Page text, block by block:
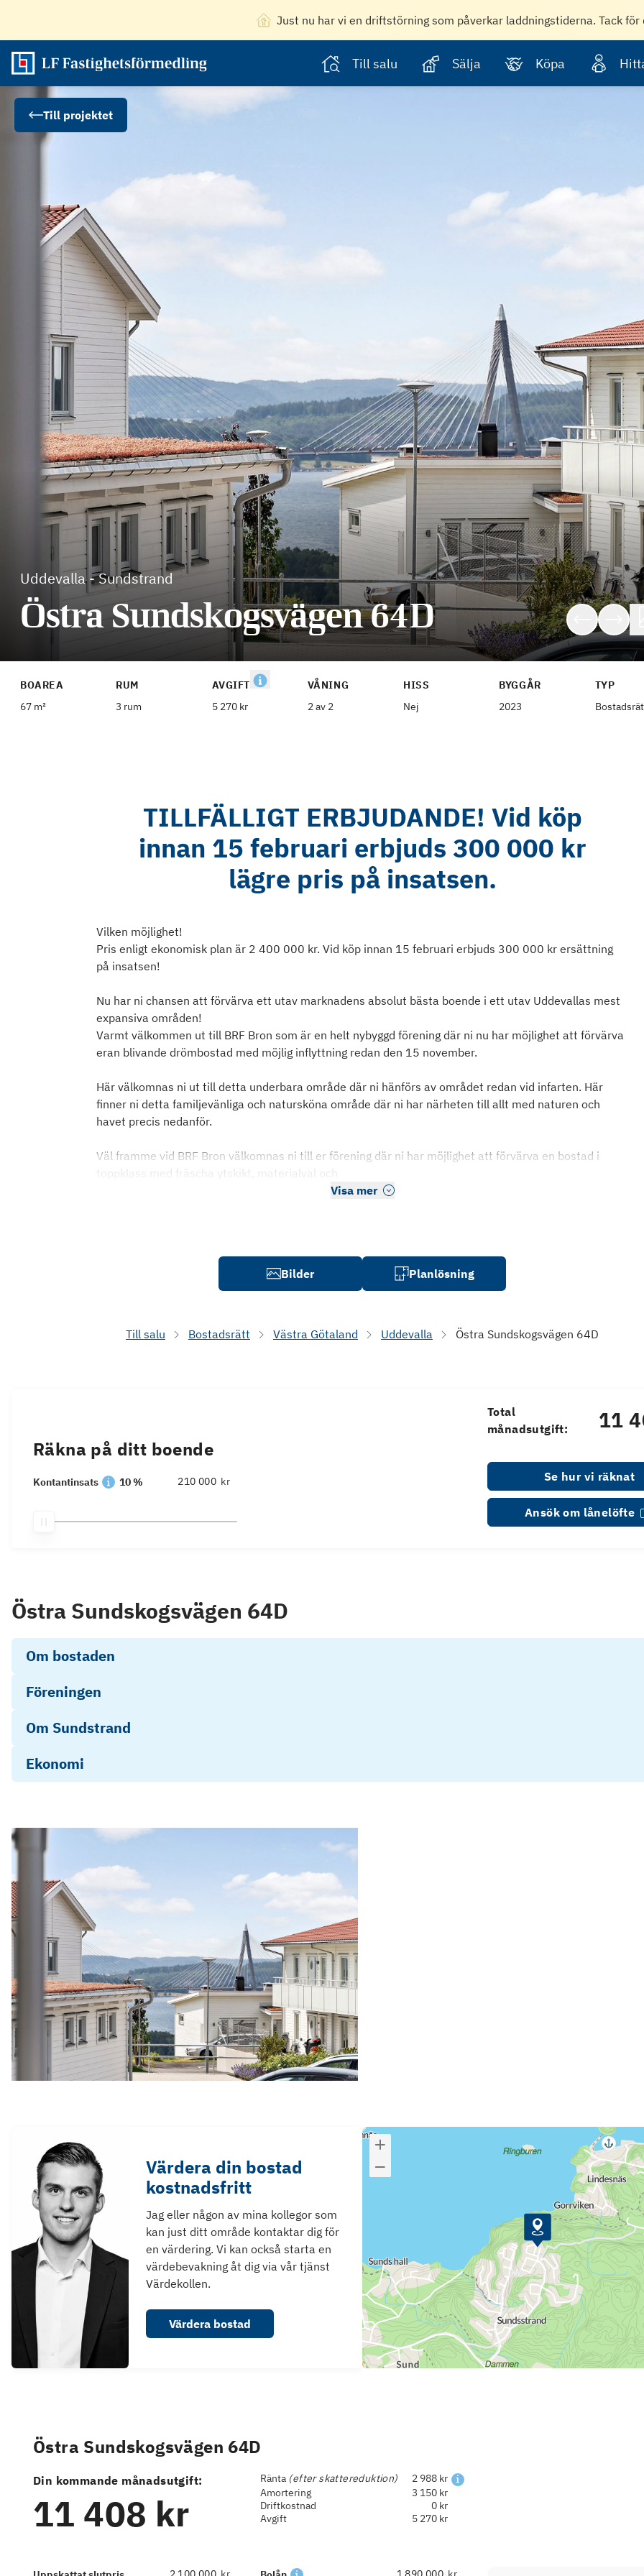
Just nu har vi en driftstörning som påverkar laddningstiderna. Tack
Till salu Sälja Köpa
Till projektet
Uddevalla-Sundstrand
Östra Sundskogsvägen 64D
BOAREA
67 m²
RUM
3 rum
AVGIFT
5 270 kr
VÅNING
2 av 2
HISS
Nej
BYGGÅR
2023
TYP
TILLFÄLLIGT ERBJUDANDE! Vid köp
innan 15 februari erbjuds 300 000 kr
lägre pris på insatsen.
Vilken möjlighet!
Pris enligt ekonomisk plan är 2 400 000 kr. Vid köp innan 15 februari erbjuds 300 000 kr ersättning
på insatsen!
Nu har ni chansen att förvärva ett utav marknadens absolut bästa boende i ett utav Uddevallas mest
expansiva områden!
Varmt välkommen ut till BRF Bron som är en helt nybyggd förening där ni nu har möjlighet att förvärva
eran blivande drömbostad med möjlig inflyttning redan den 15 november.
Här välkomnas ni ut till detta underbara område där ni hänförs av området redan vid infarten. Här
finner ni detta familjevänliga och natursköna område där ni har närheten till allt med naturen och
havet precis nedanför.
Väl framme vid BRF Bron välkomnas ni till er förening där ni har möjlighet att förvärva en bostad i
toppklass med fräscha ytskikt, materialval och
Visa mer
Bilder Planlösning
Till salu Bostadsrätt Västra Götaland Uddevalla Östra Sundskogsvägen 64D
Räkna på ditt boende
Kontantinsats 10 % kr
Total
månadsutgift:
11
Se hur vi räknat
Ansök om lånelöfte
Östra Sundskogsvägen 64D
Om bostaden
Föreningen
Om Sundstrand
Ekonomi
Värdera din bostad
kostnadsfritt
Jag eller någon av mina kollegor som
kan just ditt område kontaktar dig för
en värdering. Vi kan också starta en
värdebevakning åt dig via vår tjänst
Värdekollen.
Värdera bostad
Östra Sundskogsvägen 64D
Din kommande månadsutgift:
11 408 kr
Ränta (efter skattereduktion)
2 988 kr
Amortering
3 150 kr
Driftkostnad
0 kr
Avgift
5 270 kr